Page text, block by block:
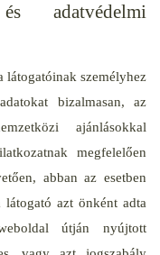
adatvédelmi
látogatóinak személyhez
bizalmasan, az
ajánlásokkal
megfelelően
abban az esetben
látogató azt önként adta
útján nyújtott